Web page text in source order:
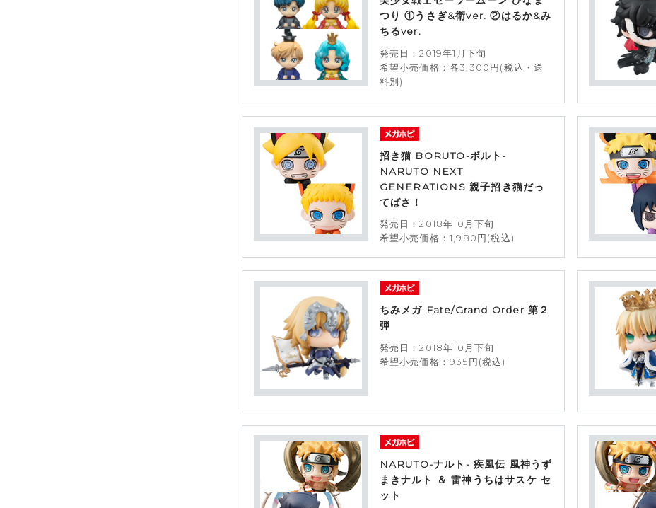
つり ①うさぎ&衛ver. ②はるか&み
ちるver.
発売日：2019年1月下旬
希望小売価格：各3,300円(税込・送
料別)
招き猫 BORUTO-ボルト-
NARUTO NEXT
GENERATIONS 親子招き猫だっ
てばさ！
発売日：2018年10月下旬
希望小売価格：1,980円(税込)
ちみメガ Fate/Grand Order 第２
弾
発売日：2018年10月下旬
希望小売価格：935円(税込)
NARUTO-ナルト- 疾風伝 風神うず
まきナルト ＆ 雷神うちはサスケ セ
ット